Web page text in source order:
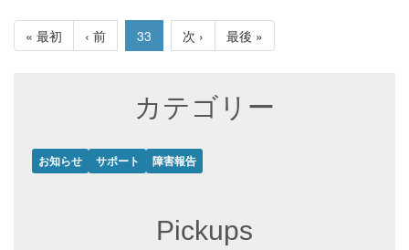
« 最初 ‹ 前 33 次 › 最後 »
カテゴリー
お知らせ サポート 障害報告
Pickups